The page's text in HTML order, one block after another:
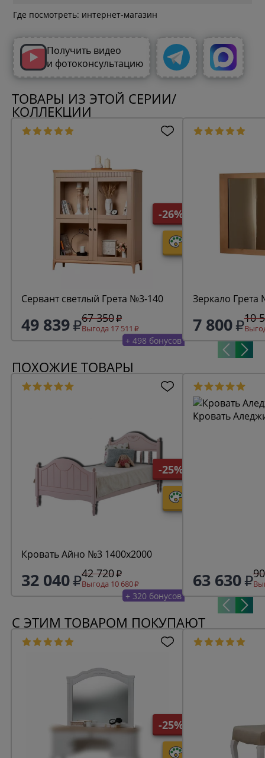
Где посмотреть: интернет-магазин
Получить видео
и фотоконсультацию
ТОВАРЫ ИЗ ЭТОЙ СЕРИИ/
КОЛЛЕКЦИИ
-26%
Сервант светлый Грета №3-140
49 839 67 350
Выгода 17 511
+ 498 бонусов
Зеркало Грета
7 800 10
ПОХОЖИЕ ТОВАРЫ
-25%
Кровать Айно №3 1400х2000
32 040 42 720
Выгода 10 680
+ 320 бонусов
Кровать
63 630
С ЭТИМ ТОВАРОМ ПОКУПАЮТ
-25%